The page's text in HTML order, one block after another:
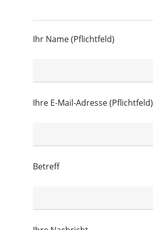
Ihr Name (Pflichtfeld)
Ihre E-Mail-Adresse (Pflichtfeld)
Betreff